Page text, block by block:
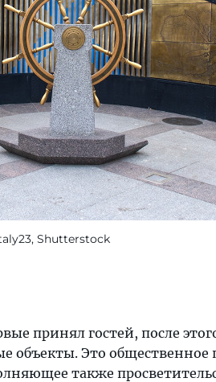
Shutterstock
принял гостей, после
объекты. Это общественное
также